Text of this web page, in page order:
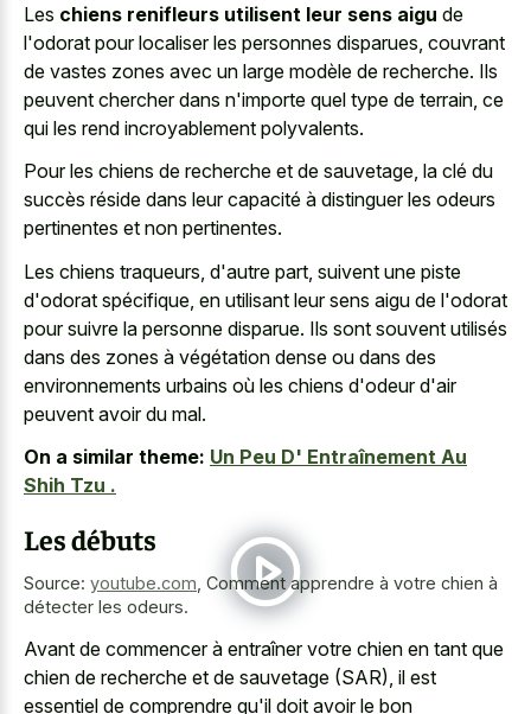
Les chiens renifleurs utilisent leur sens aigu de
l'odorat pour localiser les personnes disparues, couvrant
de vastes zones avec un large modèle de recherche. Ils
peuvent chercher dans n'importe quel type de terrain, ce
qui les rend incroyablement polyvalents.
Pour les chiens de recherche et de sauvetage, la clé du
succès réside dans leur capacité à distinguer les odeurs
pertinentes et non pertinentes.
Les chiens traqueurs, d'autre part, suivent une piste
d'odorat spécifique, en utilisant leur sens aigu de l'odorat
pour suivre la personne disparue. Ils sont souvent utilisés
dans des zones à végétation dense ou dans des
environnements urbains où les chiens d'odeur d'air
peuvent avoir du mal.
On a similar theme: Un Peu D' Entraînement Au
Shih Tzu .
Les débuts
Source: youtube.com Comment apprendre à votre chien à
détecter les odeurs.
Avant de commencer à entraîner votre chien en tant que
chien de recherche et de sauvetage (SAR), il est
essentiel de comprendre qu'il doit avoir le bon